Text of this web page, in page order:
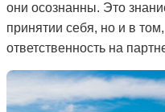
они осознанны. Это
принятии себя, но и в
ответственность на